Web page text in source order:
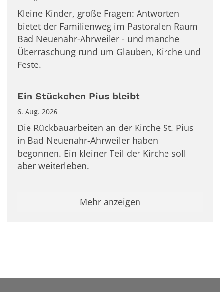
Kleine Kinder, große Fragen: Antworten
bietet der Familienweg im Pastoralen Raum
Bad Neuenahr-Ahrweiler - und manche
Überraschung rund um Glauben, Kirche und
Feste.
Ein Stückchen Pius bleibt
6. Aug. 2026
Die Rückbauarbeiten an der Kirche St. Pius
in Bad Neuenahr-Ahrweiler haben
begonnen. Ein kleiner Teil der Kirche soll
aber weiterleben.
Mehr anzeigen